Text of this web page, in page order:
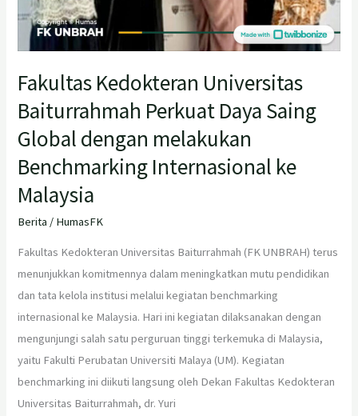
Fakultas Kedokteran Universitas
Baiturrahmah Perkuat Daya Saing
Global dengan melakukan
Benchmarking Internasional ke
Malaysia
Berita / HumasFK
Fakultas Kedokteran Universitas Baiturrahmah (FK UNBRAH) terus
menunjukkan komitmennya dalam meningkatkan mutu pendidikan
dan tata kelola institusi melalui kegiatan benchmarking
internasional ke Malaysia. Hari ini kegiatan dilaksanakan dengan
mengunjungi salah satu perguruan tinggi terkemuka di Malaysia,
yaitu Fakulti Perubatan Universiti Malaya (UM). Kegiatan
benchmarking ini diikuti langsung oleh Dekan Fakultas Kedokteran
Universitas Baiturrahmah, dr. Yuri
Malaysia